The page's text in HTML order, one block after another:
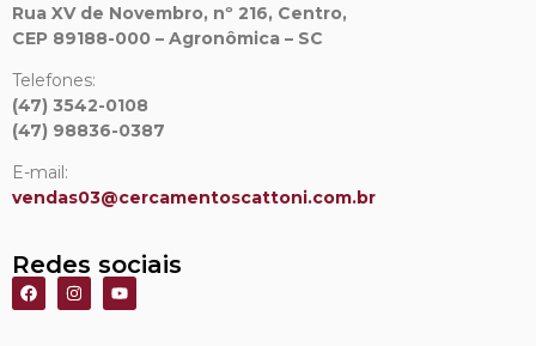
Rua XV de Novembro, nº 216, Centro,
CEP 89188-000 – Agronômica – SC
Telefones:
(47) 3542-0108
(47) 98836-0387
E-mail:
vendas03@cercamentoscattoni.com.br
Redes sociais